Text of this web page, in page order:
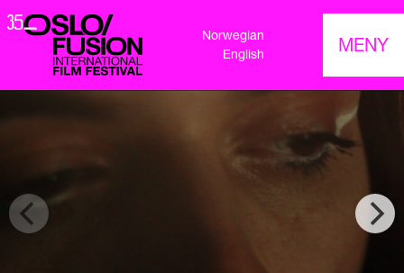
Norwegian
English
MENY